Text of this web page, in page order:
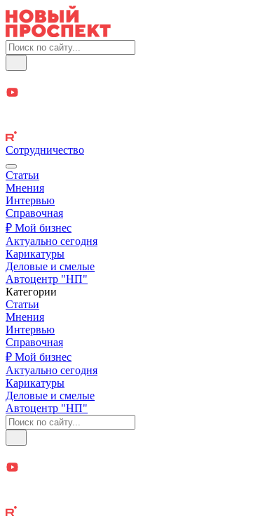
Сотрудничество
Статьи
Мнения
Интервью
Справочная
₽ Мой бизнес
Актуально сегодня
Карикатуры
Деловые и смелые
Автоцентр "НП"
Категории
Статьи
Мнения
Интервью
Справочная
₽ Мой бизнес
Актуально сегодня
Карикатуры
Деловые и смелые
Автоцентр "НП"